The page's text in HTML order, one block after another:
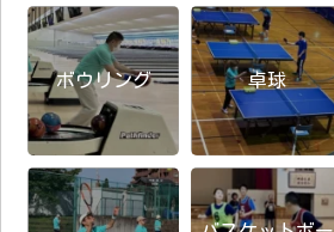
ボウリング 卓球